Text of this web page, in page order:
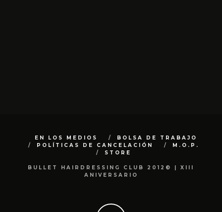
EN LOS MEDIOS
BOLSA DE TRABAJO
POLÍTICAS DE CANCELACIÓN
M.O.P.
STORE
BULLET HAIRDRESSING CLUB 2012© | XIII
ANIVERSARIO